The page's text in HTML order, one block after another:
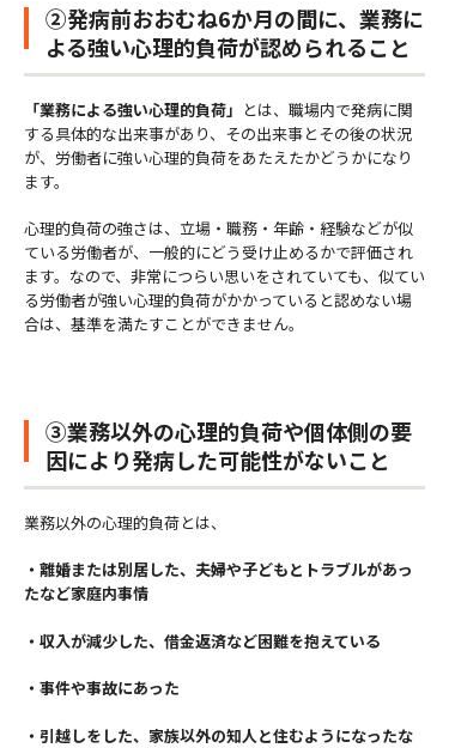
②発病前おおむね6か月の間に、業務に
よる強い心理的負荷が認められること
「業務による強い心理的負荷」 とは、職場内で発病に関
する具体的な出来事があり、その出来事とその後の状況
が、労働者に強い心理的負荷をあたえたかどうかになり
ます。
心理的負荷の強さは、立場・職務・年齢・経験などが似
ている労働者が、一般的にどう受け止めるかで評価され
ます。なので、非常につらい思いをされていても、似てい
る労働者が強い心理的負荷がかかっていると認めない場
合は、基準を満たすことができません。
③業務以外の心理的負荷や個体側の要
因により発病した可能性がないこと
業務以外の心理的負荷とは、
・離婚または別居した、夫婦や子どもとトラブルがあっ
たなど家庭内事情
・収入が減少した、借金返済など困難を抱えている
・事件や事故にあった
・引越しをした、家族以外の知人と住むようになったな